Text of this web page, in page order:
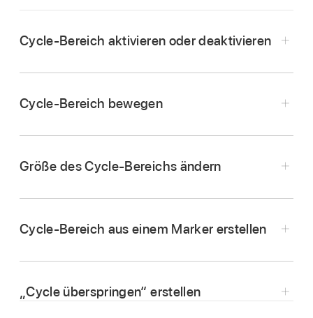
Cycle-Bereich aktivieren oder deaktivieren
Cycle-Bereich bewegen
oder rechts.
Größe des Cycle-Bereichs ändern
oder rechten Rand, um den Start- bzw. den
Cycle-Bereich aus einem Marker erstellen
Abspielposition und alle vorhandenen Marker
„Cycle überspringen“ erstellen